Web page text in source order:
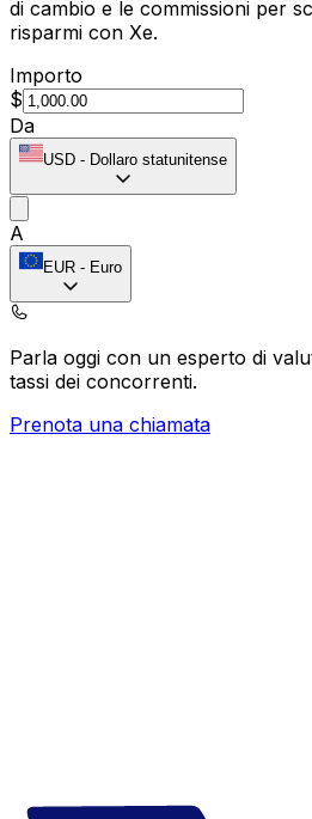
di cambio e le commissioni per
risparmi con Xe.
Importo
$
Da
USD - Dollaro statunitense
A
EUR - Euro
Parla oggi con un esperto di
tassi dei concorrenti.
Prenota una chiamata